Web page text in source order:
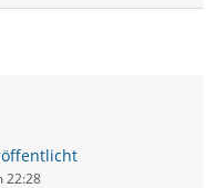
22:28